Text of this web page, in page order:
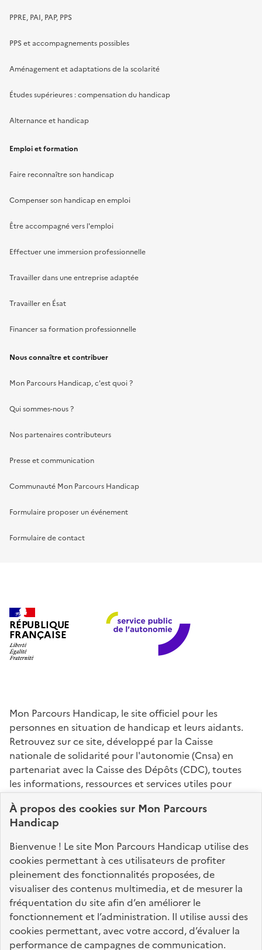
À propos descookiessur Mon Parcours
Handicap
Bienvenue ! Le site Mon Parcours Handicap utilise des
cookies permettant à ces utilisateurs de profiter
pleinement des fonctionnalités proposées, de
visualiser des contenus multimedia, et de mesurer la
fréquentation du site afin d’en améliorer le
fonctionnement et l’administration. Il utilise aussi des
cookies permettant, avec votre accord, d’évaluer la
performance de campagnes de communication.
PPRE, PAI, PAP, PPS
PPS et accompagnements possibles
Aménagement et adaptations de la scolarité
Études supérieures : compensation du handicap
Alternance et handicap
Emploi et formation
Faire reconnaître son handicap
Compenser son handicap en emploi
Être accompagné vers l'emploi
Effectuer une immersion professionnelle
Travailler dans une entreprise adaptée
Travailler en Ésat
Financer sa formation professionnelle
Nous connaître et contribuer
Mon Parcours Handicap, c'est quoi ?
Qui sommes-nous ?
Nos partenaires contributeurs
Presse et communication
Communauté Mon Parcours Handicap
Formulaire proposer un événement
Formulaire de contact
RÉPUBLIQUE
FRANÇAISE
Mon Parcours Handicap, le site officiel pour les
personnes en situation de handicap et leurs aidants.
Retrouvez sur ce site, développé par la Caisse
nationale de solidarité pour l'autonomie (Cnsa) en
partenariat avec la Caisse des Dépôts (CDC), toutes
les informations, ressources et services utiles pour
connaître vos droits, effectuer vos démarches,
identifier vos interlocuteurs.
Nos sites partenaires
info.gouv.fr service-public.fr legifrance.gouv.fr
data.gouv.fr
Nos partenaires